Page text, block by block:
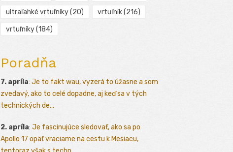
ultraľahké vrtuľníky(20) vrtuľník(216)
vrtuľníky(184)
Poradňa
7. apríla: Je to fakt wau, vyzerá to úžasne a som
zvedavý, ako to celé dopadne, aj keď sa v tých
technických de...
2. apríla: Je fascinujúce sledovať, ako sa po
Apollo 17 opäť vraciame na cestu k Mesiacu,